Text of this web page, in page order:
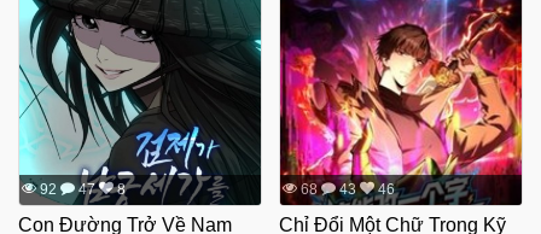
92 47 8
Con Đường Trở Về Nam
68 43 46
Chỉ Đổi Một Chữ Trong Kỹ